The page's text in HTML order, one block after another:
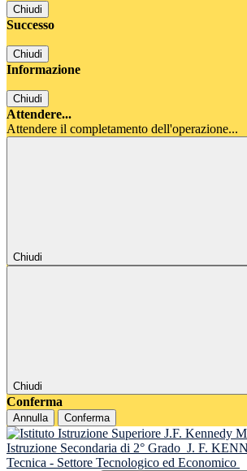
Chiudi
Successo
Chiudi
Informazione
Chiudi
Attendere...
Attendere il completamento dell'operazione...
Chiudi
Chiudi
Conferma
Annulla Conferma
Istruzione Secondaria di 2° Grado J. F.
Tecnica - Settore Tecnologico ed Economico